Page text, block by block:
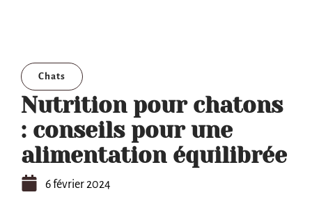
Chats
Nutrition pour chatons
: conseils pour une
alimentation équilibrée
6 février 2024